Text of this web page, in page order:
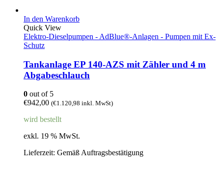
In den Warenkorb
Quick View
Elektro-Dieselpumpen - AdBlue®-Anlagen - Pumpen mit Ex-
Schutz
Tankanlage EP 140-AZS mit Zähler und 4 m
Abgabeschlauch
0 out of 5
€942,00 (€1.120,98 inkl. MwSt)
wird bestellt
exkl. 19 % MwSt.
Lieferzeit: Gemäß Auftragsbestätigung